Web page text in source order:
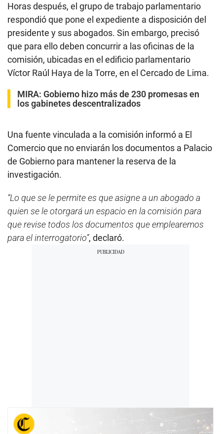
Horas después, el grupo de trabajo parlamentario
respondió que pone el expediente a disposición del
presidente y sus abogados. Sin embargo, precisó
que para ello deben concurrir a las oficinas de la
comisión, ubicadas en el edificio parlamentario
Víctor Raúl Haya de la Torre, en el Cercado de Lima.
MIRA: Gobierno hizo más de 230 promesas en
los gabinetes descentralizados
Una fuente vinculada a la comisión informó a El
Comercio que no enviarán los documentos a Palacio
de Gobierno para mantener la reserva de la
investigación.
“Lo que se le permite es que asigne a un abogado a
quien se le otorgará un espacio en la comisión para
que revise todos los documentos que emplearemos
para el interrogatorio”, declaró.